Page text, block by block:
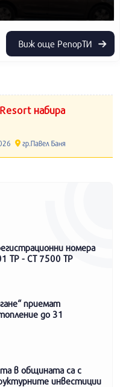
Виж още РепорТИ
набира
гр.Павел Баня
номера
ТР - СТ 7500 ТР
приемат
до 31
в общината са с
инвестиции